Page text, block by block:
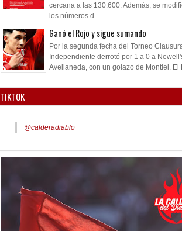
cercana a las 130.600. Además, se
los números d...
Ganó el Rojo y sigue sumando
Por la segunda fecha del Torneo
Independiente derrotó por 1 a 0 a
Avellaneda, con un golazo de Montiel. El
TIKTOK
@calderadiablo